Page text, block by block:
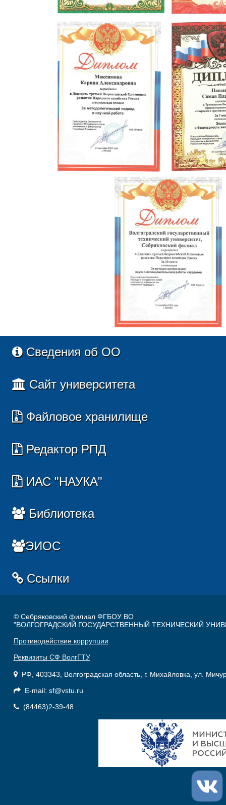
Сведения об ОО
Сайт университета
Файловое хранилище
Редактор РПД
ИАС "НАУКА"
Библиотека
ЭИОС
Ссылки
© Себряковский филиал ФГБОУ ВО
"ВОЛГОГРАДСКИЙ ГОСУДАРСТВЕННЫЙ ТЕХНИЧЕСКИЙ
Противодействие коррупции
Реквизиты СФ ВолгГТУ
РФ, 403343, Волгоградская область, г. Михайловка, ул.
E-mail: sf@vstu.ru
(84463)2-39-48